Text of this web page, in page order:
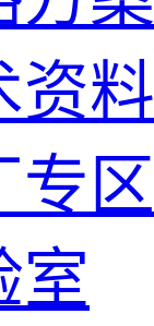
资料
专区
室